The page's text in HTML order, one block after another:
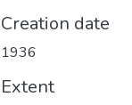
Creation date
1936
Extent